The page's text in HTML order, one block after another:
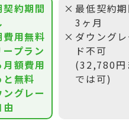
契約期間
費用無料
ープラン
月額費用
と無料
ングレー
由
最低契約
3ヶ月
ダウング
ド不可
(32,780円
では可)